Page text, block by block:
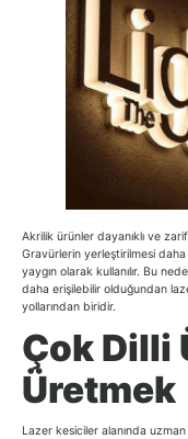
Akrilik ürünler dayanıklı ve
Gravürlerin yerleştirilmesi
yaygın olarak kullanılır. Bu
daha erişilebilir olduğundan
yollarından biridir.
Çok Dilli
Üretmek
Lazer kesiciler alanında